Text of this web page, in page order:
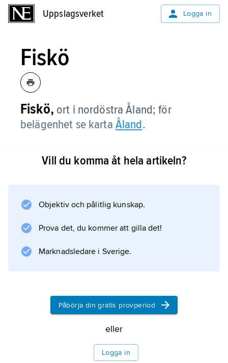
Uppslagsverket Logga in
Fiskö
Fiskö, ort i nordöstra Åland; för
belägenhet se karta Åland.
Vill du komma åt hela artikeln?
Objektiv och pålitlig kunskap.
Prova det, du kommer att gilla det!
Marknadsledare i Sverige.
Påbörja din gratis provperiod
eller
Logga in